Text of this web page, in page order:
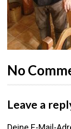
No
Leave a